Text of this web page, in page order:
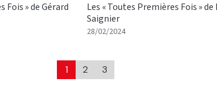
Fois » de Gérard
Les « Toutes Premières Fois »
Saignier
28/02/2024
1 2 3